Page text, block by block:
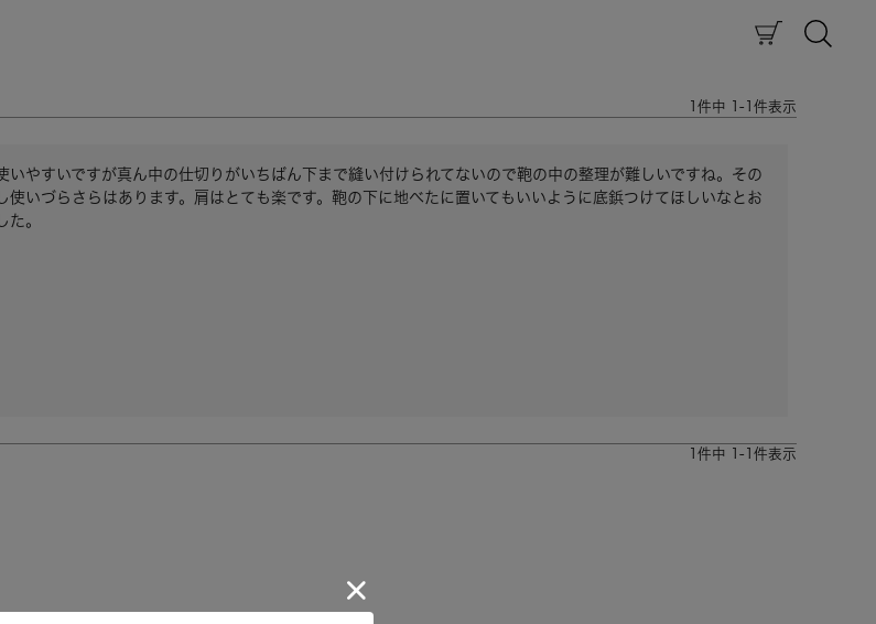
1 件中 1 - 1 件表示
いやすいですが真ん中の仕切りがいちばん下まで縫い付けられてないので鞄の中の整理が難しいですね。その
使いづらさらはあります。肩はとても楽です。鞄の下に地べたに置いてもいいように底鋲つけてほしいなとお
た。
1 件中 1 - 1 件表示